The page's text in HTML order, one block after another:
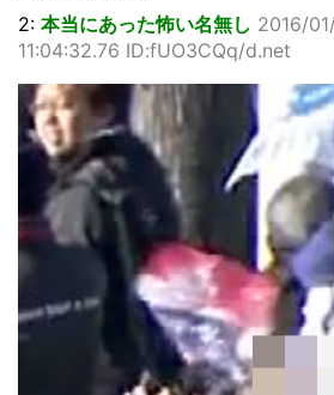
2: 本当にあった怖い名無し 2016/
11:04:32.76 ID:fUO3CQq/d.net